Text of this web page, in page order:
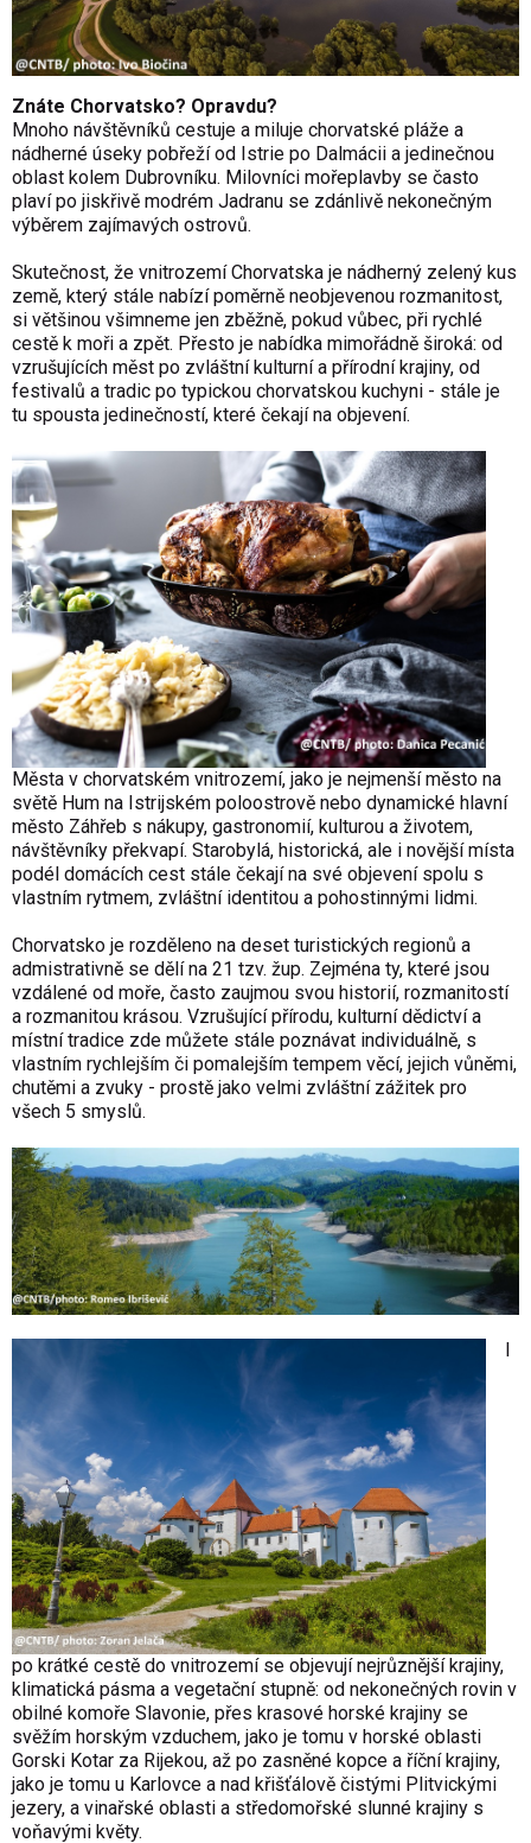
Znáte Chorvatsko? Opravdu?
Mnoho návštěvníků cestuje a miluje chorvatské pláže a
nádherné úseky pobřeží od Istrie po Dalmácii a jedinečnou
oblast kolem Dubrovníku. Milovníci mořeplavby se často
plaví po jiskřivě modrém Jadranu se zdánlivě nekonečným
výběrem zajímavých ostrovů.
Skutečnost, že vnitrozemí Chorvatska je nádherný zelený kus
země, který stále nabízí poměrně neobjevenou rozmanitost,
si většinou všimneme jen zběžně, pokud vůbec, při rychlé
cestě k moři a zpět. Přesto je nabídka mimořádně široká: od
vzrušujících měst po zvláštní kulturní a přírodní krajiny, od
festivalů a tradic po typickou chorvatskou kuchyni - stále je
tu spousta jedinečností, které čekají na objevení.
Města v chorvatském vnitrozemí, jako je nejmenší město na
světě Hum na Istrijském poloostrově nebo dynamické hlavní
město Záhřeb s nákupy, gastronomií, kulturou a životem,
návštěvníky překvapí. Starobylá, historická, ale i novější místa
podél domácích cest stále čekají na své objevení spolu s
vlastním rytmem, zvláštní identitou a pohostinnými lidmi.
Chorvatsko je rozděleno na deset turistických regionů a
admistrativně se dělí na 21 tzv. žup. Zejména ty, které jsou
vzdálené od moře, často zaujmou svou historií, rozmanitostí
a rozmanitou krásou. Vzrušující přírodu, kulturní dědictví a
místní tradice zde můžete stále poznávat individuálně, s
vlastním rychlejším či pomalejším tempem věcí, jejich vůněmi,
chutěmi a zvuky - prostě jako velmi zvláštní zážitek pro
všech 5 smyslů.
po krátké cestě do vnitrozemí se objevují nejrůznější krajiny,
klimatická pásma a vegetační stupně: od nekonečných rovin v
obilné komoře Slavonie, přes krasové horské krajiny se
svěžím horským vzduchem, jako je tomu v horské oblasti
Gorski Kotar za Rijekou, až po zasněné kopce a říční krajiny,
jako je tomu u Karlovce a nad křišťálově čistými Plitvickými
jezery, a vinařské oblasti a středomořské slunné krajiny s
voňavými květy.